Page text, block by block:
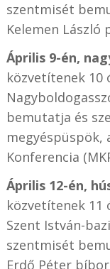
szentmisét
Kelemen László
Április 9-én,
közvetítenek 10
bemutatja és
megyéspüspök,
Konferencia
Április 12-én,
közvetítenek 11
Szent István-
szentmisét
Erdő Péter